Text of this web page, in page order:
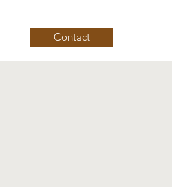
Contact